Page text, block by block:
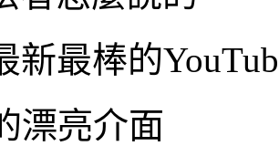
新最棒的
漂亮介面